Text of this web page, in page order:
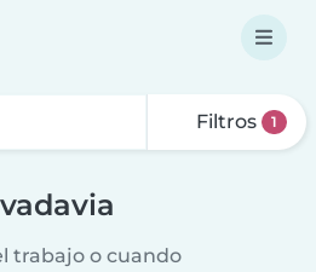
Filtros 1
trabajo o cuando